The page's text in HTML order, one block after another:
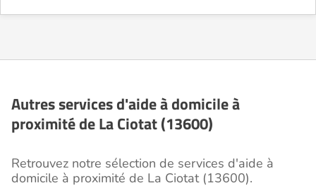
Autres services d'aide à domicile à
proximité de La Ciotat (13600)
Retrouvez notre sélection de services d'aide à
domicile à proximité de La Ciotat (13600).